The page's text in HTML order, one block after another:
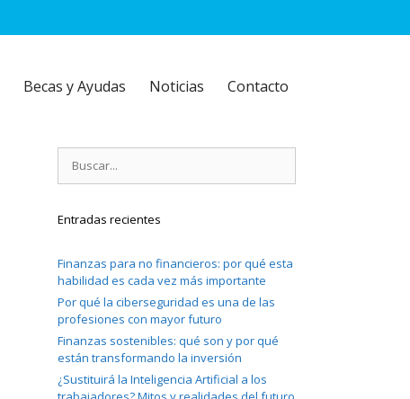
Becas y Ayudas Noticias Contacto
Entradas recientes
Finanzas para no financieros: por qué esta
habilidad es cada vez más importante
Por qué la ciberseguridad es una de las
profesiones con mayor futuro
Finanzas sostenibles: qué son y por qué
están transformando la inversión
¿Sustituirá la Inteligencia Artificial a los